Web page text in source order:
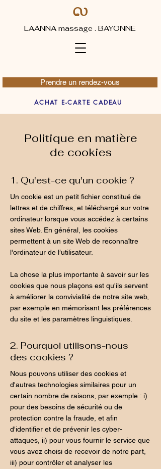
Prendre un rendez-vous
ACHAT E-CARTE CADEAU
LAANNA massage . BAYONNE
Politique en matière
de cookies
1. Qu'est-ce qu'un cookie ?
Un cookie est un petit fichier constitué de
lettres et de chiffres, et téléchargé sur votre
ordinateur lorsque vous accédez à certains
sites Web. En général, les cookies
permettent à un site Web de reconnaître
l'ordinateur de l’utilisateur.
La chose la plus importante à savoir sur les
cookies que nous plaçons est qu'ils servent
à améliorer la convivialité de notre site web,
par exemple en mémorisant les préférences
du site et les paramètres linguistiques.
2. Pourquoi utilisons-nous
des cookies ?
Nous pouvons utiliser des cookies et
d'autres technologies similaires pour un
certain nombre de raisons, par exemple : i)
pour des besoins de sécurité ou de
protection contre la fraude, et afin
d'identifier et de prévenir les cyber-
attaques, ii) pour vous fournir le service que
vous avez choisi de recevoir de notre part,
iii) pour contrôler et analyser les